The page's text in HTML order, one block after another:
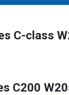
C-class
C200